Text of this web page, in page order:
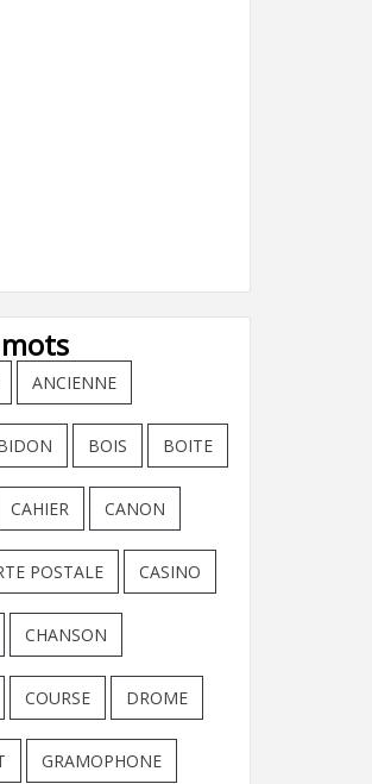
ANCIENNE
BOIS BOITE
CAHIER CANON
POSTALE CASINO
CHANSON
COURSE DROME
GRAMOPHONE